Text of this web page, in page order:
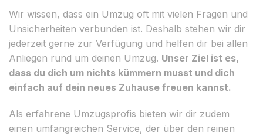
Wir wissen, dass ein Umzug oft mit vielen Fragen und
Unsicherheiten verbunden ist. Deshalb stehen wir dir
jederzeit gerne zur Verfügung und helfen dir bei allen
Anliegen rund um deinen Umzug. Unser Ziel ist es,
dass du dich um nichts kümmern musst und dich
einfach auf dein neues Zuhause freuen kannst.
Als erfahrene Umzugsprofis bieten wir dir zudem
einen umfangreichen Service, der über den reinen